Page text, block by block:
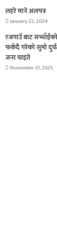
लहरे माने अलपत्र
January 22, 2024
रजगाउँ बाट
फर्कदै गरेको सुमो
जना घाइते
November 21, 2025